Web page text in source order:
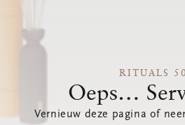
RITUALS
Oeps…
Vernieuw deze pagina of